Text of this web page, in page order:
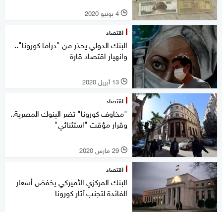
l 4 يونيو 2020
اقتصاد
البنك الدولي يحذر من "دراما كورونا"..
وانهيار اقتصاد قارة
l 13 أبريل 2020
اقتصاد
"مخاوف كورونا" تضر البنوك المصرية..
وقرار مؤقت "استثنائي"
l 29 مارس 2020
اقتصاد
البنك المركزي الأميركي يخفض أسعار
الفائدة لتجنب آثار كورونا